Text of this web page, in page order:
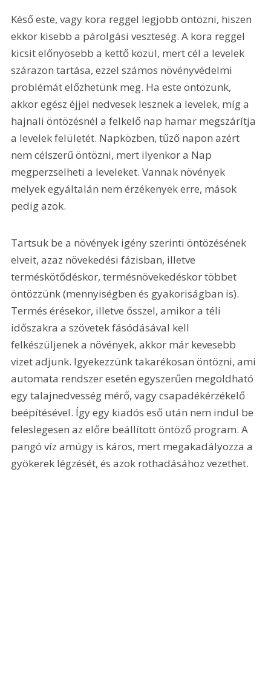
Késő este, vagy kora reggel legjobb öntözni, hiszen
ekkor kisebb a párolgási veszteség. A kora reggel
kicsit előnyösebb a kettő közül, mert cél a levelek
szárazon tartása, ezzel számos növényvédelmi
problémát előzhetünk meg. Ha este öntözünk,
akkor egész éjjel nedvesek lesznek a levelek, míg a
hajnali öntözésnél a felkelő nap hamar megszárítja
a levelek felületét. Napközben, tűző napon azért
nem célszerű öntözni, mert ilyenkor a Nap
megperzselheti a leveleket. Vannak növények
melyek egyáltalán nem érzékenyek erre, mások
pedig azok.
Tartsuk be a növények igény szerinti öntözésének
elveit, azaz növekedési fázisban, illetve
terméskötődéskor, termésnövekedéskor többet
öntözzünk (mennyiségben és gyakoriságban is).
Termés érésekor, illetve ősszel, amikor a téli
időszakra a szövetek fásódásával kell
felkészüljenek a növények, akkor már kevesebb
vizet adjunk. Igyekezzünk takarékosan öntözni, ami
automata rendszer esetén egyszerűen megoldható
egy talajnedvesség mérő, vagy csapadékérzékelő
beépítésével. Így egy kiadós eső után nem indul be
feleslegesen az előre beállított öntöző program. A
pangó víz amúgy is káros, mert megakadályozza a
gyökerek légzését, és azok rothadásához vezethet.